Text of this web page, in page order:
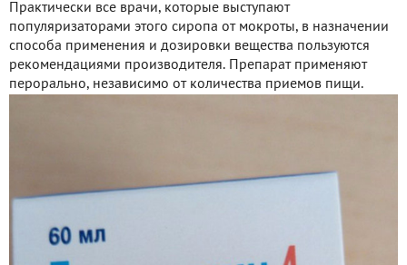
Практически все врачи, которые выступают
популяризаторами этого сиропа от мокроты, в назначении
способа применения и дозировки вещества пользуются
рекомендациями производителя. Препарат применяют
перорально, независимо от количества приемов пищи.